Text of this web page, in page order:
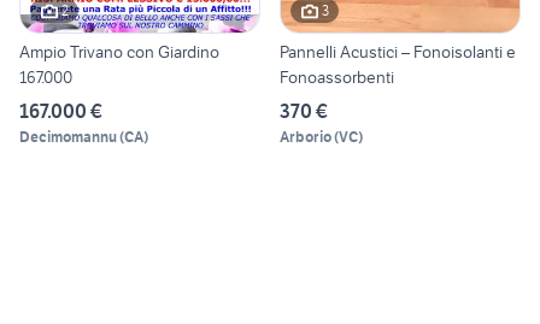
2
Ampio Trivano con Giardino
167.000
167.000 €
Decimomannu(CA)
3
Pannelli Acustici – Fonoisolanti e
Fonoassorbenti
370 €
Arborio(VC)